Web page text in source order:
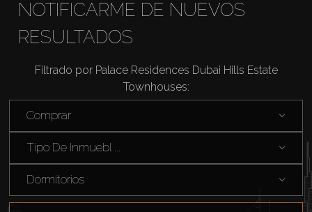
Comprar
Alquilar
Venta
NOTIFICARME DE NUEVOS
RESULTADOS
Filtrado por Palace Residences Dubai Hills Estate
Townhouses:
Comprar
Tipo De Inmuebl ...
Dormitorios